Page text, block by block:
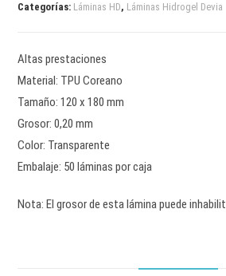
Categorías: Láminas HD, Láminas Hidrogel Devia
Altas prestaciones
Material: TPU Coreano
Tamaño: 120 x 180 mm
Grosor: 0,20 mm
Color: Transparente
Embalaje: 50 láminas por caja
Nota: El grosor de esta lámina puede